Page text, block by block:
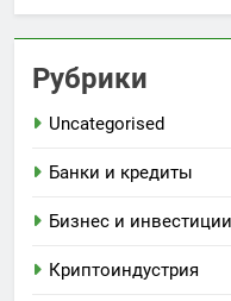
Рубрики
Uncategorised
Банки и кредиты
Бизнес и инвестиции
Криптоиндустрия